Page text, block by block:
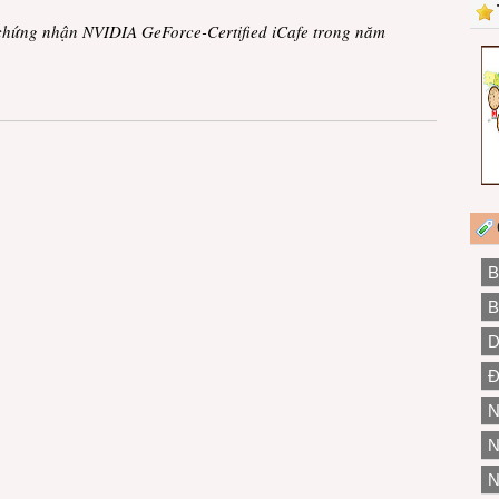
nhận NVIDIA GeForce-Certified iCafe trong năm